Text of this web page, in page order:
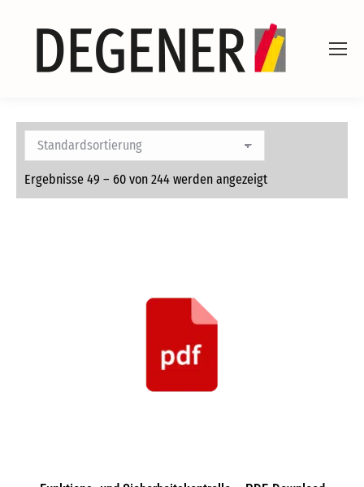
Ergebnisse 49 – 60 von 244 werden angezeigt